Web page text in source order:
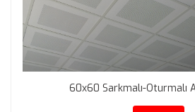
60x60 Sarkmalı-Oturmalı